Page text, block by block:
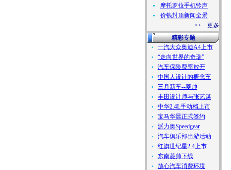
摩托罗拉手机铃声
价钱封顶新闻全景
>> 更多
精彩专题
一汽大众奥迪A4上市
“走向世界的奇瑞”
汽车保险费率放开
中国人设计的概念车
三月新车--菱帅
丰田设计师与张艺谋
中华2.4L手动档上市
宝马华晨正式签约
派力奥Speedgear
汽车俱乐部出游活动
红旗世纪星2.4上市
东南菱帅下线
放心汽车消费环境